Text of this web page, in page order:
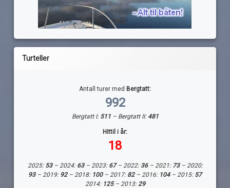
Turteller
Antall turer med Bergtatt:
992
Bergtatt I: 511 – Bergtatt II:481
Hittil i år:
18
2025: 53– 2024:63– 2023: 67– 2022: 36– 2021: 73– 2020:
93– 2019: 92– 2018: 100 – 2017: 82– 2016: 104– 2015: 57
2014: 125– 2013: 29